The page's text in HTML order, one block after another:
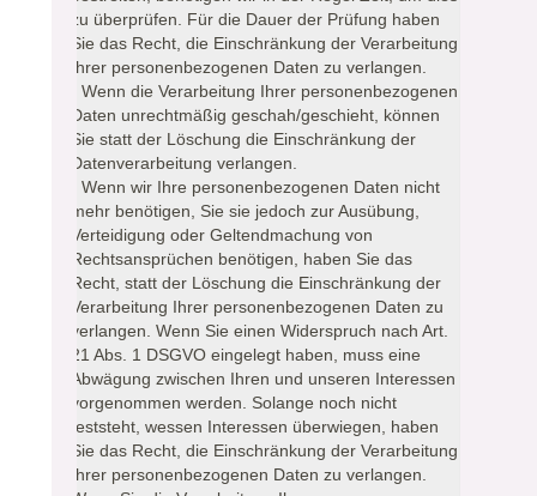
zu überprüfen. Für die Dauer der Prüfung haben
Sie das Recht, die Einschränkung der Verarbeitung
Ihrer personenbezogenen Daten zu verlangen.
- Wenn die Verarbeitung Ihrer personenbezogenen
Daten unrechtmäßig geschah/geschieht, können
Sie statt der Löschung die Einschränkung der
Datenverarbeitung verlangen.
- Wenn wir Ihre personenbezogenen Daten nicht
mehr benötigen, Sie sie jedoch zur Ausübung,
Verteidigung oder Geltendmachung von
Rechtsansprüchen benötigen, haben Sie das
Recht, statt der Löschung die Einschränkung der
Verarbeitung Ihrer personenbezogenen Daten zu
verlangen. Wenn Sie einen Widerspruch nach Art.
21 Abs. 1 DSGVO eingelegt haben, muss eine
Abwägung zwischen Ihren und unseren Interessen
vorgenommen werden. Solange noch nicht
feststeht, wessen Interessen überwiegen, haben
Sie das Recht, die Einschränkung der Verarbeitung
Ihrer personenbezogenen Daten zu verlangen.